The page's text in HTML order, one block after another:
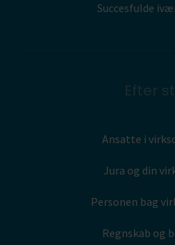
Succesfulde
Efter
Ansatte i
Jura og din
Personen bag
Regnskab og